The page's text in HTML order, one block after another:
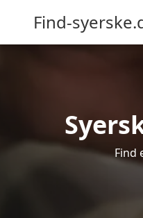
Find-
Find